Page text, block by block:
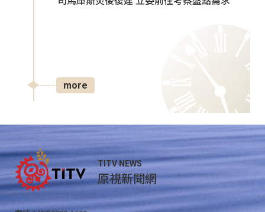
more
TITV NEWS
原視新聞網